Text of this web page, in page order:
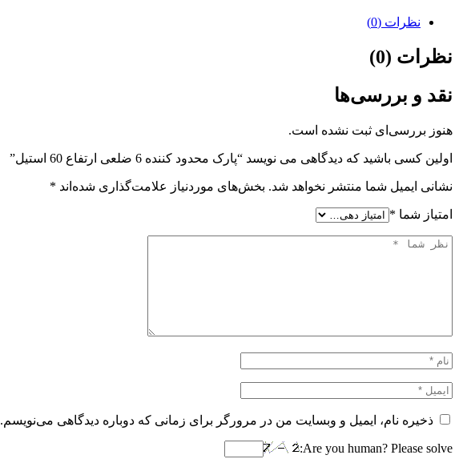
نظرات (0)
نظرات (0)
نقد و بررسی‌ها
هنوز بررسی‌ای ثبت نشده است.
اولین کسی باشید که دیدگاهی می نویسد “پارک محدود کننده 6 ضلعی ارتفاع 60 استیل”
نشانی ایمیل شما منتشر نخواهد شد. بخش‌های موردنیاز علامت‌گذاری شده‌اند *
امتیاز شما *
ذخیره نام، ایمیل و وبسایت من در مرورگر برای زمانی که دوباره دیدگاهی می‌نویسم.
Are you human? Please solve: